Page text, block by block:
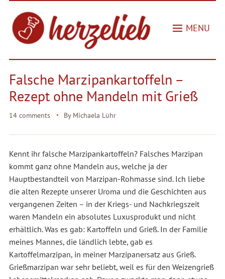
MENU
Falsche Marzipankartoffeln –
Rezept ohne Mandeln mit Grieß
14 comments By Michaela Lühr
Kennt ihr falsche Marzipankartoffeln? Falsches Marzipan
kommt ganz ohne Mandeln aus, welche ja der
Hauptbestandteil von Marzipan-Rohmasse sind. Ich liebe
die alten Rezepte unserer Uroma und die Geschichten aus
vergangenen Zeiten – in der Kriegs- und Nachkriegszeit
waren Mandeln ein absolutes Luxusprodukt und nicht
erhältlich. Was es gab: Kartoffeln und Grieß. In der Familie
meines Mannes, die ländlich lebte, gab es
Kartoffelmarzipan, in meiner Marzipanersatz aus Grieß.
Grießmarzipan war sehr beliebt, weil es für den Weizengrieß